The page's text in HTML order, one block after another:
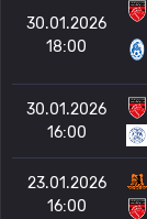
30.01.2026
18:00
30.01.2026
16:00
23.01.2026
16:00